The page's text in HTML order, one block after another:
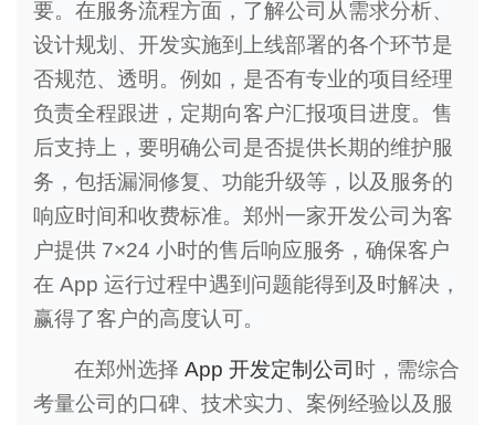
要。在服务流程方面，了解公司从需求分析、
设计规划、开发实施到上线部署的各个环节是
否规范、透明。例如，是否有专业的项目经理
负责全程跟进，定期向客户汇报项目进度。售
后支持上，要明确公司是否提供长期的维护服
务，包括漏洞修复、功能升级等，以及服务的
响应时间和收费标准。郑州一家开发公司为客
户提供 7×24 小时的售后响应服务，确保客户
在 App 运行过程中遇到问题能得到及时解决，
赢得了客户的高度认可。
在郑州选择 App 开发定制公司 时，需综合
考量公司的口碑、技术实力、案例经验以及服